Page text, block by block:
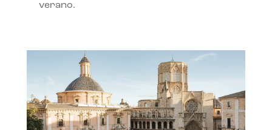
verano.